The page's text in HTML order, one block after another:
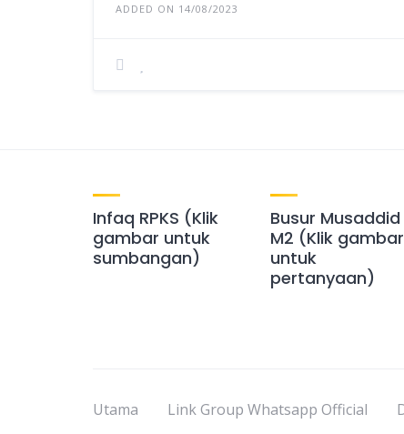
ADDED ON 14/08/2023
Infaq RPKS (Klik
gambar untuk
sumbangan)
Busur Musaddid
M2 (Klik gambar
untuk
pertanyaan)
Utama Link Group Whatsapp Official